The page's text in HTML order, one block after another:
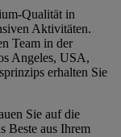
Qualität in
Aktivitäten.
Team in der
Angeles, USA,
erhalten Sie
Sie auf die
Beste aus Ihrem